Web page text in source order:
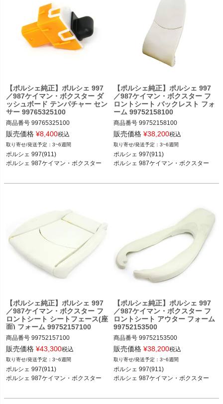
【ポルシェ純正】ポルシェ 997
／987ケイマン・ボクスター ダ
ッシュボード テンパチャー セン
サー 99765325100
商品番号 99765325100
ポルシェ 997(911) カレラ／カレラS／
カレラGTS／カレラ4／カレラ4S／カ
レラ4GTS／ターボ／ターボS／GT2／
ポルシェ 987ケイマン ケイマン／ケイ
販売価格 ¥8,400税込
3~6週間
ポルシェ 997(911)
ポルシェ 987ケイマン・ボクスター
【ポルシェ純正】ポルシェ 997
／987ケイマン・ボクスター フ
ロントシート バックレスト フォ
ーム 99752158100
商品番号 99752158100
ポルシェ 997(911) カレラ／カレラS／
カレラGTS／カレラ4／カレラ4S／カ
レラ4GTS／ターボ／ターボS／GT2／
ポルシェ 987ケイマン ケイマン／ケイ
販売価格 ¥38,200税込
3~6週間
ポルシェ 997(911)
ポルシェ 987ケイマン・ボクスター
【ポルシェ純正】ポルシェ 997
／987ケイマン・ボクスター フ
ロントシート シートフェース(座
面) フォーム 99752157100
商品番号 99752157100
ポルシェ 997(911) カレラ／カレラS／
カレラGTS／カレラ4／カレラ4S／カ
レラ4GTS／ターボ／ターボS／GT2／
ポルシェ 987ケイマン ケイマン／ケイ
販売価格 ¥43,300税込
3~6週間
ポルシェ 997(911)
ポルシェ 987ケイマン・ボクスター
【ポルシェ純正】ポルシェ 997
／987ケイマン・ボクスター フ
ロントシート アウター フォーム
99752153500
商品番号 99752153500
ポルシェ 997(911) カレラ／カレラS／
カレラGTS／カレラ4／カレラ4S／カ
レラ4GTS／ターボ／ターボS／GT2／
ポルシェ 987ケイマン ケイマン／ケイ
販売価格 ¥38,200税込
3~6週間
ポルシェ 997(911)
ポルシェ 987ケイマン・ボクスター